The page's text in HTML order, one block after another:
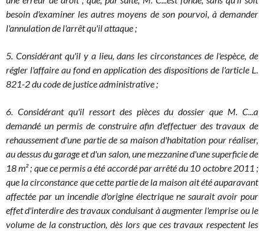
besoin d'examiner les autres moyens de son pourvoi, à demander
l'annulation de l'arrêt qu'il attaque ;
5. Considérant qu'il y a lieu, dans les circonstances de l'espèce, de
régler l'affaire au fond en application des dispositions de l'article L.
821-2 du code de justice administrative ;
6. Considérant qu'il ressort des pièces du dossier que M. C...a
demandé un permis de construire afin d'effectuer des travaux de
rehaussement d'une partie de sa maison d'habitation pour réaliser,
au dessus du garage et d'un salon, une mezzanine d'une superficie de
18 m² ; que ce permis a été accordé par arrêté du 10 octobre 2011 ;
que la circonstance que cette partie de la maison ait été auparavant
affectée par un incendie d'origine électrique ne saurait avoir pour
effet d'interdire des travaux conduisant à augmenter l'emprise ou le
volume de la construction, dès lors que ces travaux respectent les